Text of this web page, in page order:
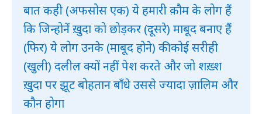
बात कही (अफसोस एक) ये हमारी क़ौम के लोग हैं
कि जिन्होनें ख़ुदा को छोड़कर (दूसरे) माबूद बनाए हैं
(फिर) ये लोग उनके (माबूद होने) की कोई सरीही
(खुली) दलील क्यों नहीं पेश करते और जो शख़्श
ख़ुदा पर झूट बोहतान बाँधे उससे ज्यादा ज़ालिम और
कौन होगा